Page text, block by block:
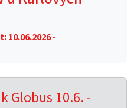
10.06.2026 -
Globus 10.6. -